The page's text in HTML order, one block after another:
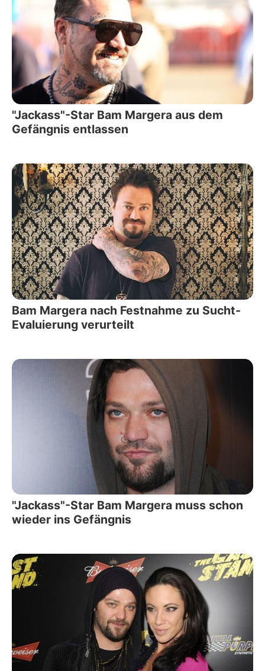
"Jackass"-Star Bam Margera aus dem
Gefängnis entlassen
Bam Margera nach Festnahme zu Sucht-
Evaluierung verurteilt
"Jackass"-Star Bam Margera muss schon
wieder ins Gefängnis